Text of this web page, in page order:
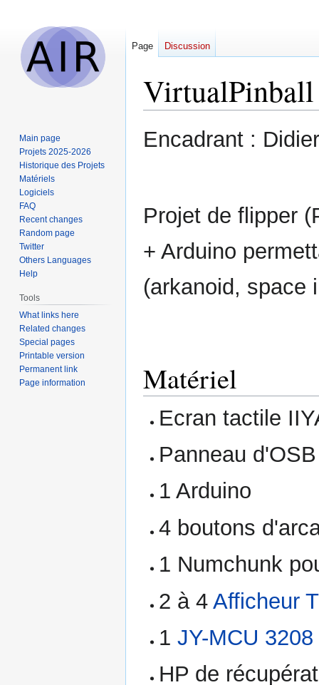
VirtualPinball
Jump
to
Jump
to
Encadrant :
Projet de flipper
+ Arduino
(arkanoid, space
Matériel
Ecran tactile
Panneau
1 Arduino
4 boutons
1 Numchunk
2 à 4Afficheur
1JY-MCU
HP de
Page Discussion
Main page
Projets 2025-2026
Historique des Projets
Matériels
Logiciels
FAQ
Recent changes
Random page
Twitter
Others Languages
Help
Tools
What links here
Related changes
Special pages
Printable version
Permanent link
Page information